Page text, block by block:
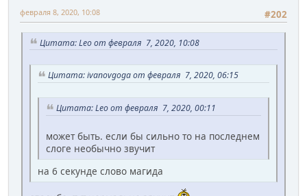
#202
февраля 8, 2020, 10:08
Цитата: Leo от февраля 7, 2020, 10:08
Цитата: ivanovgoga от февраля 7, 2020, 06:15
Цитата: Leo от февраля 7, 2020, 00:11
может быть. если бы сильно то на последнем
слоге необычно звучит
на 6 секунде слово магида